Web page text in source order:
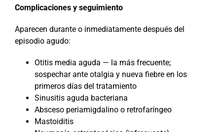
Complicaciones y seguimiento
Aparecen durante o inmediatamente después del
episodio agudo:
Otitis media aguda — la más frecuente;
sospechar ante otalgia y nueva fiebre en los
primeros días del tratamiento
Sinusitis aguda bacteriana
Absceso periamigdalino o retrofaríngeo
Mastoiditis